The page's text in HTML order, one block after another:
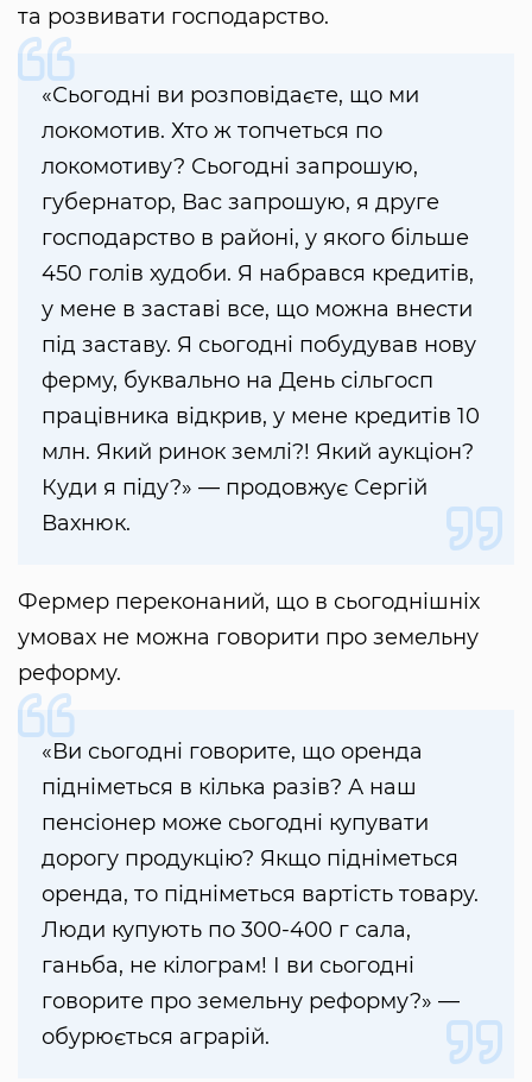
та розвивати господарство.
«Сьогодні ви розповідаєте, що ми
локомотив. Хто ж топчеться по
локомотиву? Сьогодні запрошую,
губернатор, Вас запрошую, я друге
господарство в районі, у якого більше
450 голів худоби. Я набрався кредитів,
у мене в заставі все, що можна внести
під заставу. Я сьогодні побудував нову
ферму, буквально на День сільгосп
працівника відкрив, у мене кредитів 10
млн. Який ринок землі?! Який аукціон?
Куди я піду?» — продовжує Сергій
Вахнюк.
Фермер переконаний, що в сьогоднішніх
умовах не можна говорити про земельну
реформу.
«Ви сьогодні говорите, що оренда
підніметься в кілька разів? А наш
пенсіонер може сьогодні купувати
дорогу продукцію? Якщо підніметься
оренда, то підніметься вартість товару.
Люди купують по 300-400 г сала,
ганьба, не кілограм! І ви сьогодні
говорите про земельну реформу?» —
обурюється аграрій.